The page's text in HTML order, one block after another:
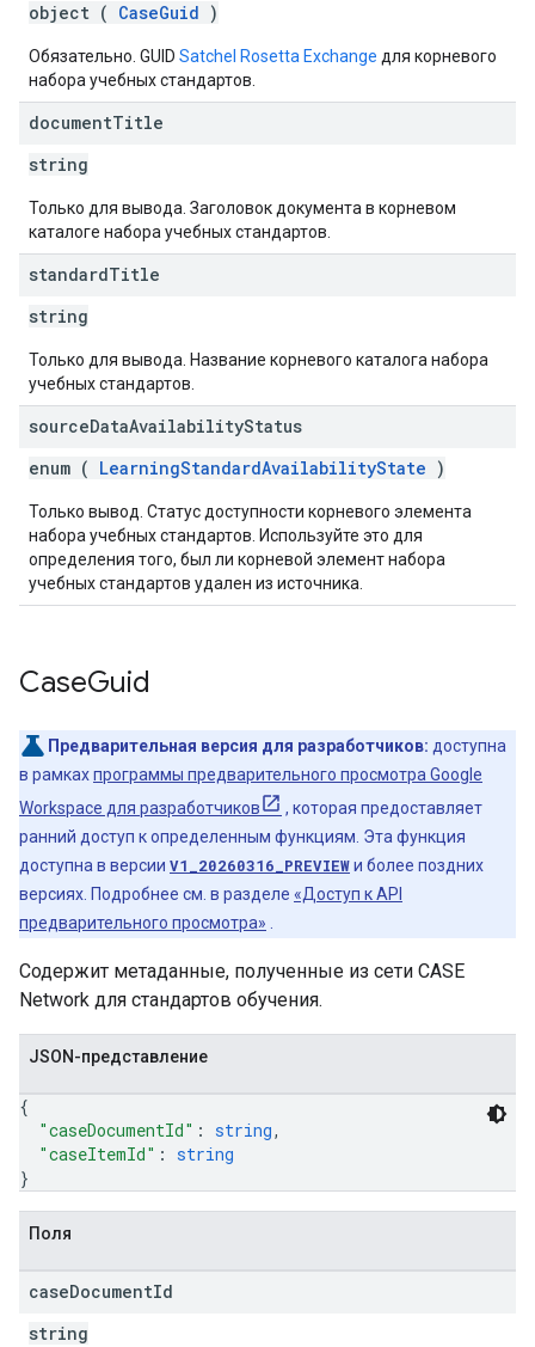
object ( CaseGuid )
Обязательно. GUID Satchel Rosetta Exchange для корневого
набора учебных стандартов.
documentTitle
string
Только для вывода. Заголовок документа в корневом
каталоге набора учебных стандартов.
standardTitle
string
Только для вывода. Название корневого каталога набора
учебных стандартов.
sourceDataAvailabilityStatus
enum ( LearningStandardAvailabilityState )
Только вывод. Статус доступности корневого элемента
набора учебных стандартов. Используйте это для
определения того, был ли корневой элемент набора
учебных стандартов удален из источника.
CaseGuid
Предварительная версия для разработчиков: доступна
в рамкахпрограммы предварительного просмотра Google
Workspace для разработчиков
, которая предоставляет
ранний доступ к определенным функциям. Эта функция
доступна в версии V1_20260316_PREVIEWи более поздних
версиях. Подробнее см. в разделе «Доступ к API
предварительного просмотра»
Содержит метаданные, полученные из сети CASE
Network для стандартов обучения.
JSON-представление
{
"caseDocumentId" : string,
"caseItemId" : string
}
Поля
caseDocumentId
string